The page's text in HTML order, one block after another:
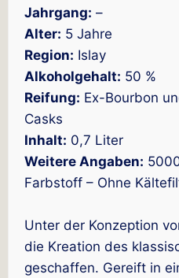
Jahrgang: –
Alter: 5 Jahre
Region: Islay
Alkoholgehalt: 50 %
Reifung: Ex-Bourbon
Casks
Inhalt: 0,7 Liter
Weitere Angaben:
Farbstoff – Ohne
Unter der Konzeption
die Kreation des
geschaffen. Gereift in